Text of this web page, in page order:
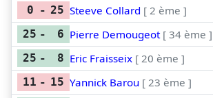
0 - 25 Steeve Collard [ 2 ème ]
25 - 6 Pierre Demougeot [ 34 ème ]
25 - 8 Eric Fraisseix [ 20 ème ]
11 - 15 Yannick Barou [ 23 ème ]